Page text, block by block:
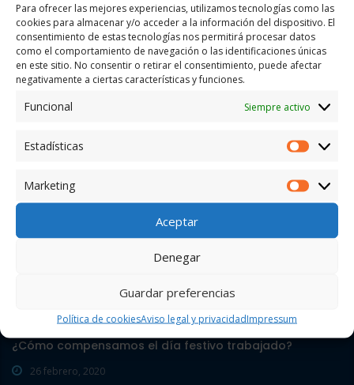
Para ofrecer las mejores experiencias, utilizamos tecnologías como las
cookies para almacenar y/o acceder a la información del dispositivo. El
consentimiento de estas tecnologías nos permitirá procesar datos
como el comportamiento de navegación o las identificaciones únicas
en este sitio. No consentir o retirar el consentimiento, puede afectar
negativamente a ciertas características y funciones.
Funcional Siempre activo
Estadísticas
Marketing
Aceptar
Denegar
Guardar preferencias
Política de cookiesAviso legal y privacidadImpressum
Asesoría Ortún
Asesoría en Haro-La Rioja.
Últimas noticias
¿Cómo compensamos el día festivo trabajado?
26 febrero, 2020